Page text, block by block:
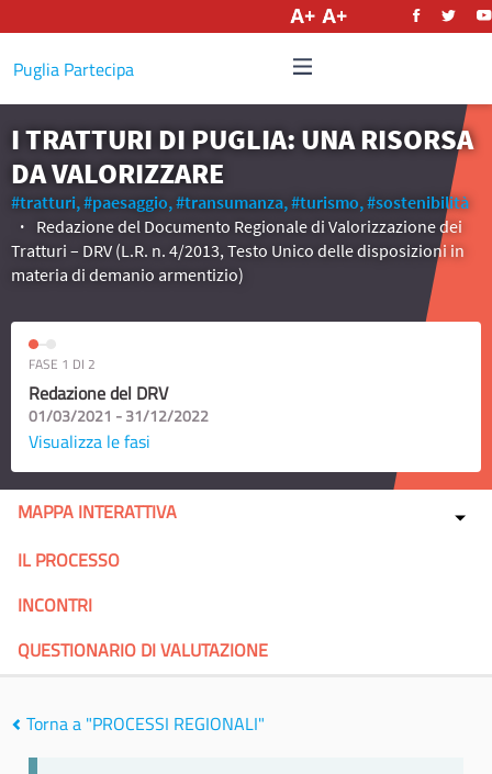
Puglia Partecipa
I TRATTURI DI PUGLIA: UNA RISORSA
DA VALORIZZARE
#tratturi,#paesaggio,#transumanza,#turismo,#sostenibilità
Redazione del Documento Regionale di Valorizzazione dei
Tratturi – DRV (L.R. n. 4/2013, Testo Unico delle disposizioni in
materia di demanio armentizio)
FASE 1 DI 2
Redazione del DRV
01/03/2021 - 31/12/2022
Visualizza le fasi
MAPPA INTERATTIVA
IL PROCESSO
INCONTRI
QUESTIONARIO DI VALUTAZIONE
Torna a "PROCESSI REGIONALI"